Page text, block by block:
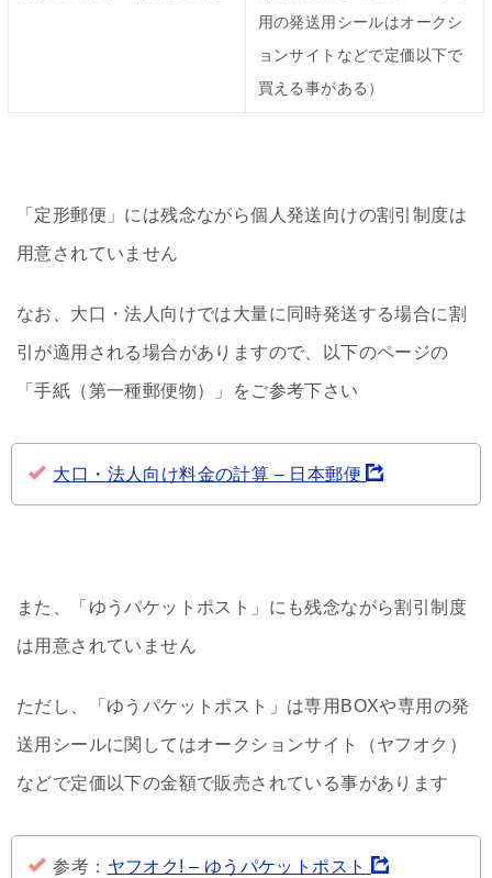
用の発送用シールはオークシ
ョンサイトなどで定価以下で
買える事がある）
「定形郵便」には残念ながら個人発送向けの割引制度は
用意されていません
なお、大口・法人向けでは大量に同時発送する場合に割
引が適用される場合がありますので、以下のページの
「手紙（第一種郵便物）」をご参考下さい
大口・法人向け料金の計算 – 日本郵便
また、「ゆうパケットポスト」にも残念ながら割引制度
は用意されていません
ただし、「ゆうパケットポスト」は専用BOXや専用の発
送用シールに関してはオークションサイト（ヤフオク）
などで定価以下の金額で販売されている事があります
参考： ヤフオク! – ゆうパケットポスト